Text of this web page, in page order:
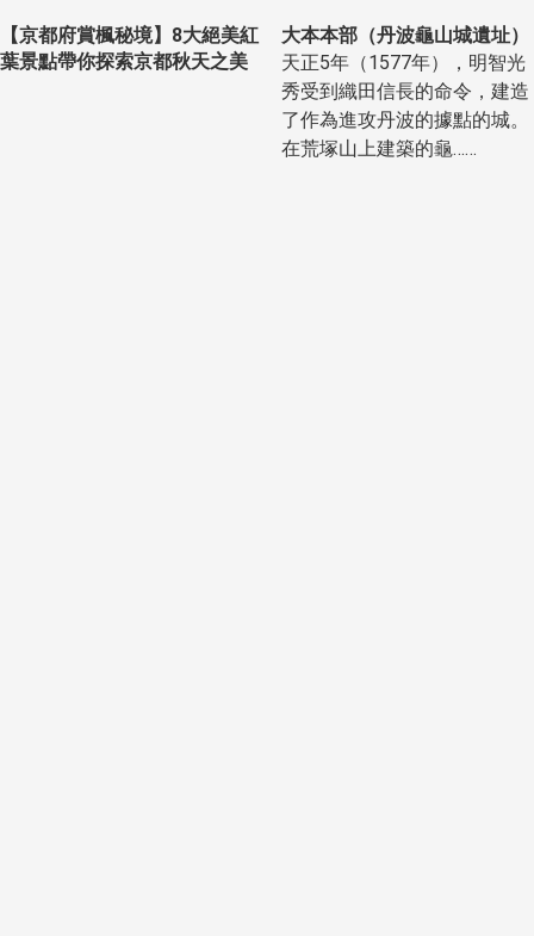
【京都府賞楓秘境】8大絕美紅
葉景點帶你探索京都秋天之美
大本本部（丹波龜山城遺址）
天正5年（1577年），明智光
秀受到織田信長的命令，建造
了作為進攻丹波的據點的城。
在荒塚山上建築的龜……